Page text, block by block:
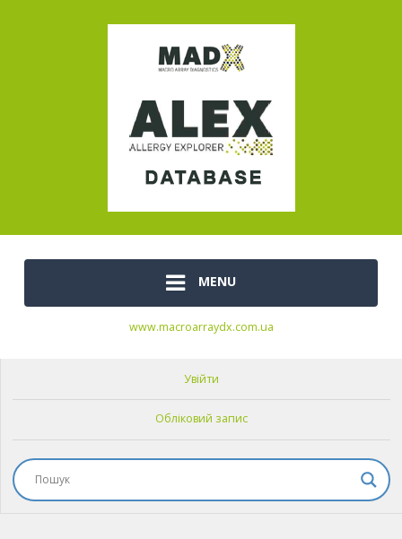
MENU
www.macroarraydx.com.ua
Увійти
Обліковий запис